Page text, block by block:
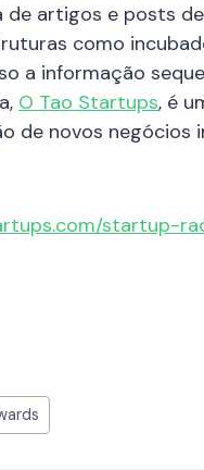
de artigos e posts
como
a informação
O Tao Startups, é
de novos negócios
startup-